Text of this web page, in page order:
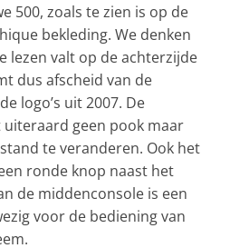
500, zoals te zien is op de
bekleding. We denken
lezen valt op de achterzijde
dus afscheid van de
logo’s uit 2007. De
geen pook maar
te veranderen. Ook het
ronde knop naast het
de middenconsole is een
voor de bediening van